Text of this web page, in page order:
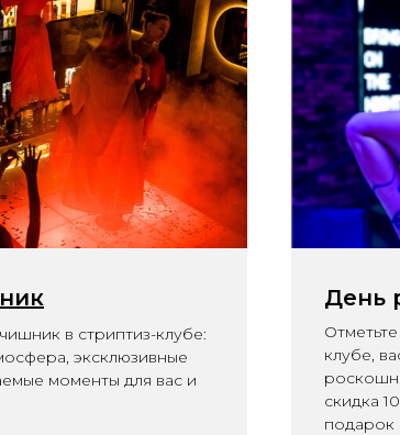
клубе,
скидка
подарок
День
в стриптиз-клубе:
эксклюзивные
моменты для вас и